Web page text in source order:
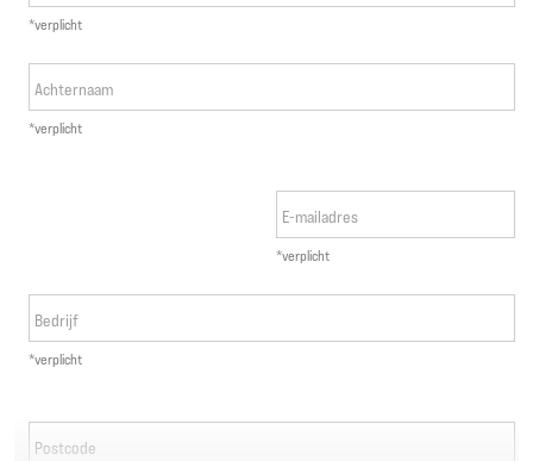
Hier leest u meer over de belangrijkste kostenposten voor heftrucks, met
kosten van uw vloot en de prestaties die uw bedrijf nodig heeft.
*verplicht
Achternaam
*verplicht
E-mailadres
*verplicht
Bedrijf
*verplicht
Postcode